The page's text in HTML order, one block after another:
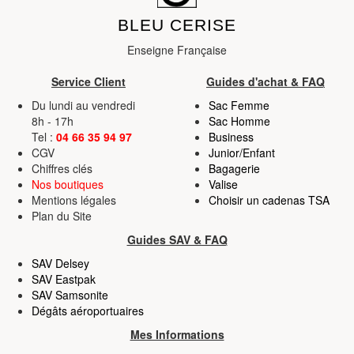
BLEU CERISE
Enseigne Française
Service Client
Guides d'achat & FAQ
Du lundi au vendredi
8h - 17h
Tel : 04 66 35 94 97
CGV
Chiffres clés
Nos boutiques
Mentions légales
Plan du Site
Sac Femme
Sac Homme
Business
Junior/Enfant
Bagagerie
Valise
Choisir un cadenas TSA
Guides SAV & FAQ
SAV Delsey
SAV Eastpak
SAV Samsonite
Dégâts aéroportuaires
Mes Informations